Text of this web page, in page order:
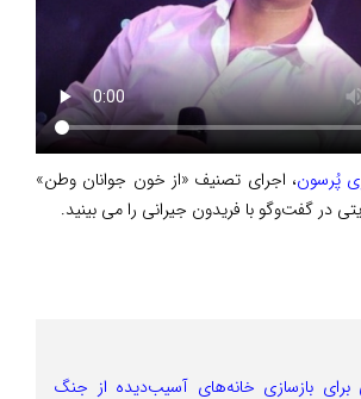
پُرسون، اجرای تصنیف «از خون جوانان وطن»
در گفت‌و‌گو با فریدون جیرانی را می بینید.
برای بازسازی خانه‌های آسیب‌دیده از جنگ